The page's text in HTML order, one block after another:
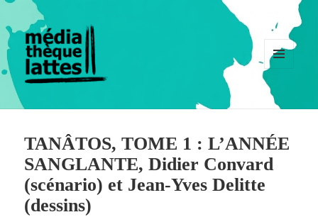
MENU
WIDGETS
TANÂTOS, TOME 1 : L’ANNÉE
SANGLANTE, Didier Convard
(scénario) et Jean-Yves Delitte
(dessins)